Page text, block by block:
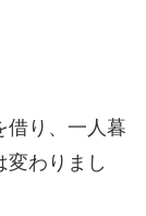
借り、一人暮
変わりまし